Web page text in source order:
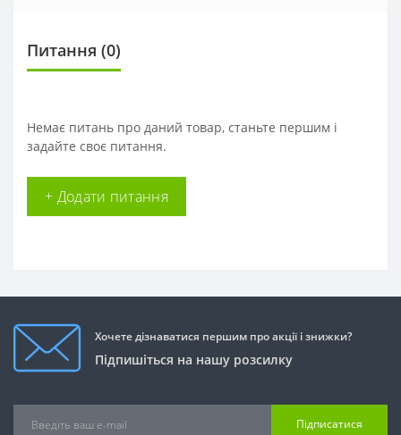
Питання (0)
Немає питань про даний товар, станьте першим і
задайте своє питання.
+ Додати питання
Хочете дізнаватися першим про акції і знижки?
Підпишіться на нашу розсилку
Підписатися